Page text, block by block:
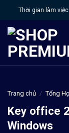
Chuyển
nội
dung
Thời gian làm
Trang chủ / Tổng
Key office
Windows